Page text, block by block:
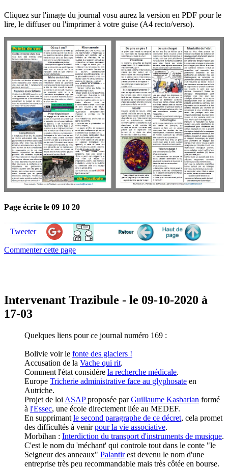
Cliquez sur l'image du journal vosu aurez la version en PDF pour le
lire, le diffuser ou l'imprimer à votre guise (A4 recto/verso).
Page écrite le 09 10 20
Tweeter
Commenter cette page
Intervenant Trazibule - le 09-10-2020 à
17-03
Quelques liens pour ce journal numéro 169 :
Bolivie voir le fonte des glaciers !
Accusation de la Vache qui rit.
Comment l'état considére la recherche médicale.
Europe Tricherie administrative face au glyphosate en
Autriche.
Projet de loi ASAPproposée parGuillaume Kasbarian formé
à l'Essec, une école directement liée au MEDEF.
En supprimant le second paragraphe de ce décret, cela promet
des difficultés à venirpour la vie associative.
Morbihan : Interdiction du transport d'instruments de musique.
C'est le nom du 'méchant' qui controle tout dans le conte "le
Seigneur des anneaux" Palantirest devenu le nom d'une
entreprise très peu recommandable mais très côtée en bourse.